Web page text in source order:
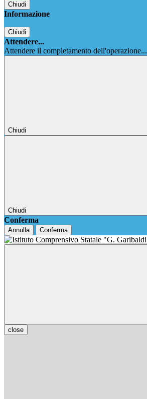
Chiudi
Informazione
Chiudi
Attendere...
Attendere il completamento dell'operazione...
Chiudi
Chiudi
Conferma
Annulla Conferma
close